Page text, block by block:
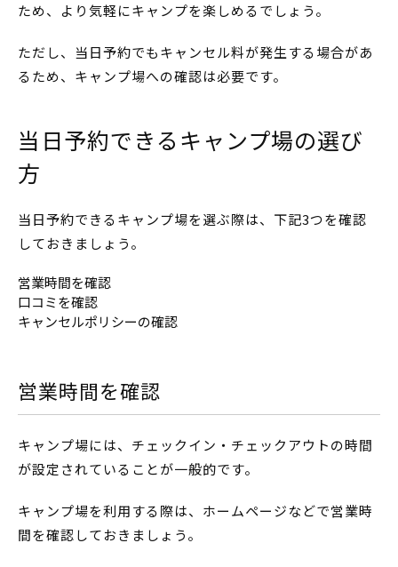
ため、より気軽にキャンプを楽しめるでしょう。
ただし、当日予約でもキャンセル料が発生する場合があ
るため、キャンプ場への確認は必要です。
当日予約できるキャンプ場の選び
方
当日予約できるキャンプ場を選ぶ際は、下記3つを確認
しておきましょう。
営業時間を確認
口コミを確認
キャンセルポリシーの確認
営業時間を確認
キャンプ場には、チェックイン・チェックアウトの時間
が設定されていることが一般的です。
キャンプ場を利用する際は、ホームページなどで営業時
間を確認しておきましょう。